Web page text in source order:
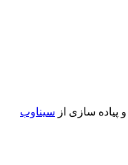
پیاده سازی از سیناوب